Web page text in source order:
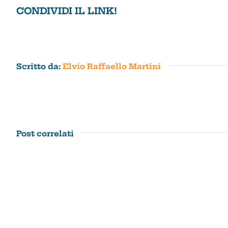
resistere
domani
CONDIVIDI IL LINK!
Scritto da: Elvio Raffaello Martini
Post correlati